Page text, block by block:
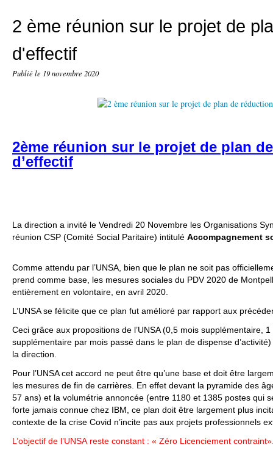
2 ème réunion sur le projet de
d'effectif
Publié le 19 novembre 2020
2ème réunion sur le projet de plan
d’effectif
La direction a invité le Vendredi 20 Novembre les Organisations
réunion CSP (Comité Social Paritaire) intitulé Accompagnement
Comme attendu par l’UNSA, bien que le plan ne soit pas
prend comme base, les mesures sociales du PDV 2020 de
entièrement en volontaire, en avril 2020.
L’UNSA se félicite que ce plan fut amélioré par rapport aux
Ceci grâce aux propositions de l’UNSA (0,5 mois supplémentaire,
supplémentaire par mois passé dans le plan de dispense
la direction.
Pour l’UNSA cet accord ne peut être qu’une base et doit être
les mesures de fin de carrières. En effet devant la pyramide des
57 ans) et la volumétrie annoncée (entre 1180 et 1385 postes qui
forte jamais connue chez IBM, ce plan doit être largement plus
contexte de la crise Covid n’incite pas aux projets professionnels
L’objectif de l’UNSA reste constant : « Zéro Licenciement